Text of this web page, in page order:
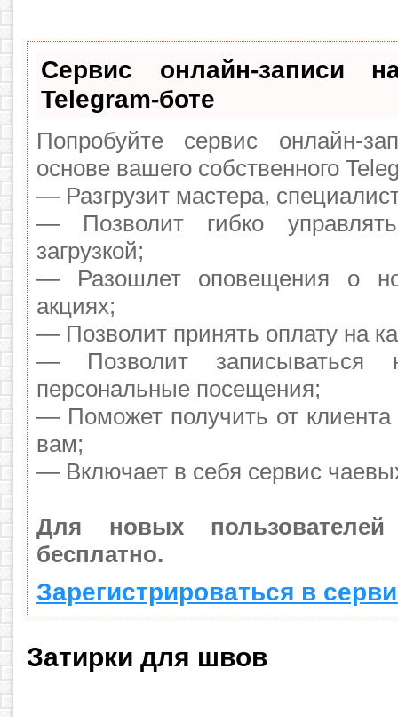
Сервис онлайн-записи
Telegram-боте
Попробуйте сервис онлайн-
основе вашего собственного
— Разгрузит мастера,
— Позволит гибко
загрузкой;
— Разошлет оповещения о
акциях;
— Позволит принять оплату на
— Позволит записываться
персональные посещения;
— Поможет получить от
вам;
— Включает в себя сервис
Для новых
бесплатно.
Зарегистрироваться в
Затирки для швов